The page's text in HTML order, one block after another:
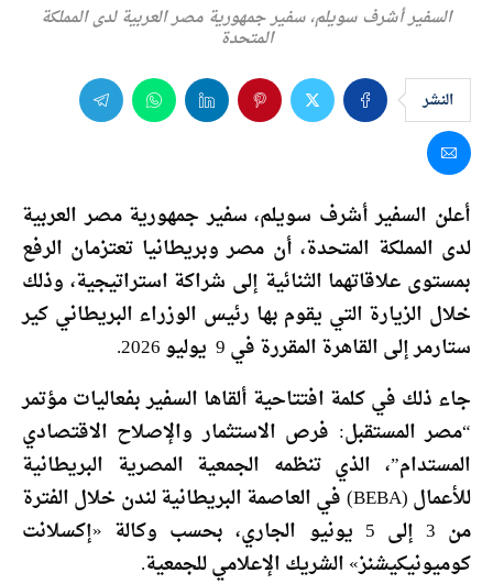
السفير أشرف سويلم، سفير جمهورية مصر العربية لدى المملكة
المتحدة
النشر
أعلن السفير أشرف سويلم، سفير جمهورية مصر العربية
لدى المملكة المتحدة، أن مصر وبريطانيا تعتزمان الرفع
بمستوى علاقاتهما الثنائية إلى شراكة استراتيجية، وذلك
خلال الزيارة التي يقوم بها رئيس الوزراء البريطاني كير
ستارمر إلى القاهرة المقررة في 9 يوليو 2026.
جاء ذلك في كلمة افتتاحية ألقاها السفير بفعاليات مؤتمر
“مصر المستقبل: فرص الاستثمار والإصلاح الاقتصادي
المستدام”، الذي تنظمه الجمعية المصرية البريطانية
للأعمال (BEBA) في العاصمة البريطانية لندن خلال الفترة
من 3 إلى 5 يونيو الجاري، بحسب وكالة «إكسلانت
كوميونيكيشنز» الشريك الإعلامي للجمعية.